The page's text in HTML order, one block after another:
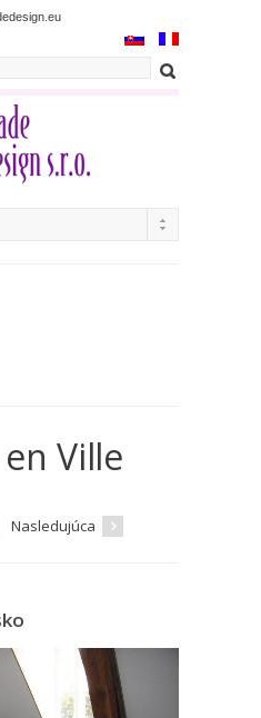
Ville
Nasledujúca